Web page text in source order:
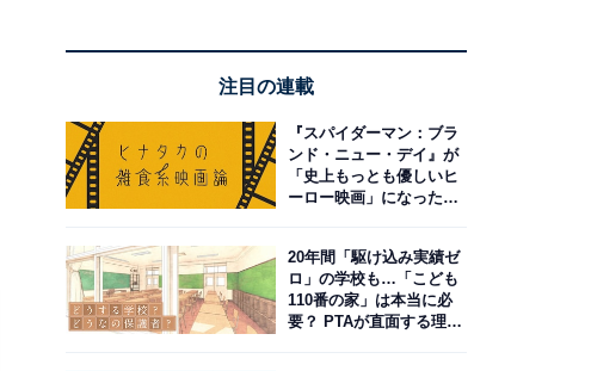
注目の連載
『スパイダーマン：ブラ
ンド・ニュー・デイ』が
「史上もっとも優しいヒ
ーロー映画」になった理
20年間「駆け込み実績ゼ
ロ」の学校も…「こども
110番の家」は本当に必
要？ PTAが直面する理想